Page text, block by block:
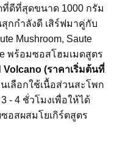
ที่ดีที่สุดขนาด 1000 กรัม
กกำลังดี เสิร์ฟมาคู่กับ
Mushroom, Saute
พร้อมซอสโฮมเมดสูตร
Volcano (ราคาเริ่มต้นที่
เลือกใช้เนื้อส่วนสะโพก
- 4 ชั่วโมงเพื่อให้ได้
อสผสมโยเกิร์ตสูตร